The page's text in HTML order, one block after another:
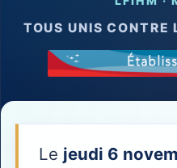
TOUS UNIS CONTRE
Le jeudi 6